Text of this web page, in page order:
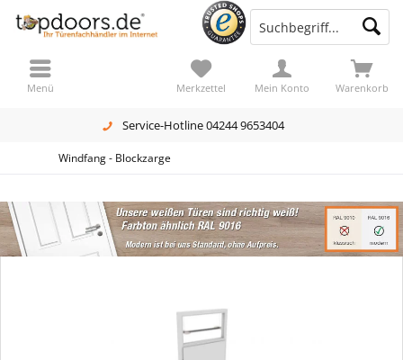
Service-Hotline 04244 9653404
Warenkorb
Merkzettel Mein Konto
Menü
Windfang - Blockzarge